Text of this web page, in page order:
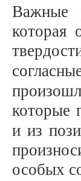
Важные
которая
которые
и из
особых